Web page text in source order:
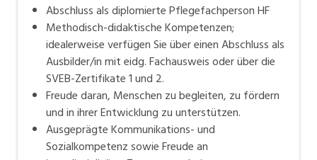
Abschluss als diplomierte Pflegefachperson HF
Methodisch-didaktische Kompetenzen;
idealerweise verfügen Sie über einen Abschluss als
Ausbilder/in mit eidg. Fachausweis oder über die
SVEB-Zertifikate 1 und 2.
Freude daran, Menschen zu begleiten, zu fördern
und in ihrer Entwicklung zu unterstützen.
Ausgeprägte Kommunikations- und
Sozialkompetenz sowie Freude an